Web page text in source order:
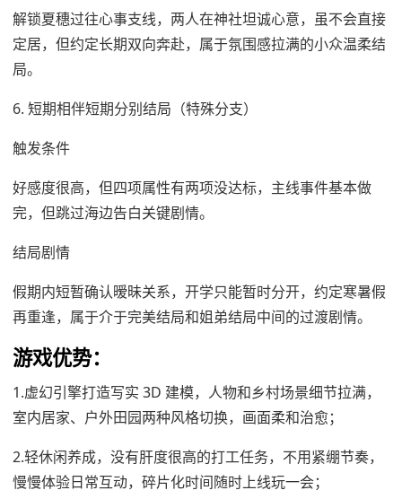
解锁夏穗过往心事支线，两人在神社坦诚心意，虽不会直接
定居，但约定长期双向奔赴，属于氛围感拉满的小众温柔结
局。
6. 短期相伴短期分别结局（特殊分支）
触发条件
好感度很高，但四项属性有两项没达标，主线事件基本做
完，但跳过海边告白关键剧情。
结局剧情
假期内短暂确认暧昧关系，开学只能暂时分开，约定寒暑假
再重逢，属于介于完美结局和姐弟结局中间的过渡剧情。
游戏优势：
1.虚幻引擎打造写实 3D 建模，人物和乡村场景细节拉满，
室内居家、户外田园两种风格切换，画面柔和治愈；
2.轻休闲养成，没有肝度很高的打工任务，不用紧绷节奏，
慢慢体验日常互动，碎片化时间随时上线玩一会；